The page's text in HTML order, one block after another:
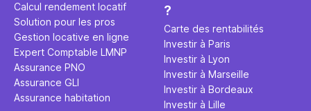
ce secret
études et
Calcul rendement locatif
Solution pour les pros
Gestion locative en ligne
Expert Comptable LMNP
Assurance PNO
Assurance GLI
Assurance habitation
?
Carte des rentabilités
Investir à Paris
Investir à Lyon
Investir à Marseille
Investir à Bordeaux
Investir à Lille